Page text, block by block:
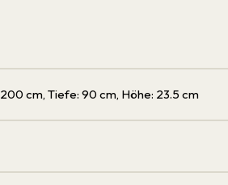
cm, Tiefe: 90 cm, Höhe: 23.5 cm